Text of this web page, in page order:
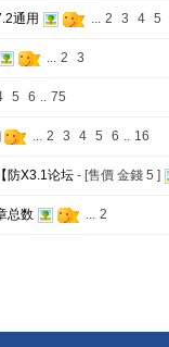
通用 ... 2 3 4 5
... 2 3
5 6 .. 75
... 2 3 4 5 6 .. 16
防X3.1论坛- [售價 金錢 5 ]
总数 ... 2